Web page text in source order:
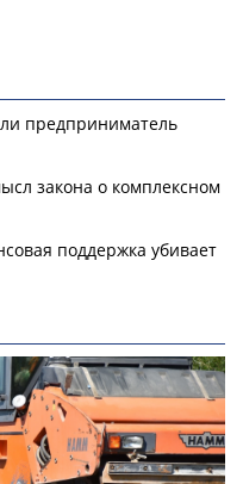
предприниматель
закона о комплексном
поддержка убивает